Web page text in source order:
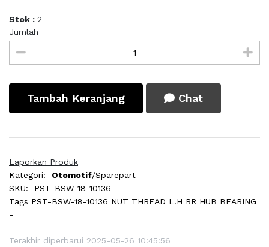
Stok : 2
Jumlah
Tambah Keranjang Chat
Laporkan Produk
Kategori:
Otomotif/Sparepart
SKU:
PST-BSW-18-10136
Tags PST-BSW-18-10136 NUT THREAD L.H RR HUB BEARING
-
Terakhir diperbarui 2025-05-26 10:45:56